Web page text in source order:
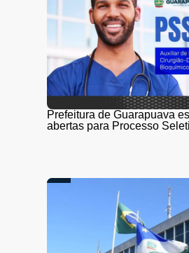
Prefeitura de Guarapuava
abertas para Processo